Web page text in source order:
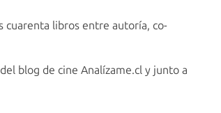
cuarenta libros entre autoría, co-
blog de cine Analízame.cl y junto a